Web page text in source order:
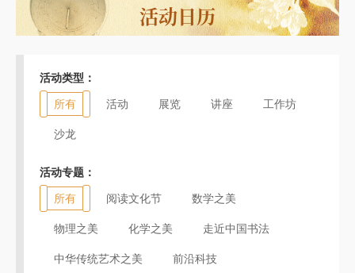
活动日历
活动类型：
所有 活动 展览 讲座 工作坊
沙龙
活动专题：
所有 阅读文化节 数学之美
物理之美 化学之美 走近中国书法
中华传统艺术之美 前沿科技